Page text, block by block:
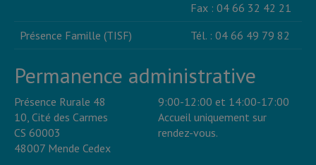
Fax : 04 66 32 42 21
Présence Famille (TISF)
Tél. : 04 66 49 79 82
Permanence administrative
Présence Rurale 48
10, Cité des Carmes
CS 60003
48007 Mende Cedex
9:00-12:00 et 14:00-17:00
Accueil uniquement sur
rendez-vous.